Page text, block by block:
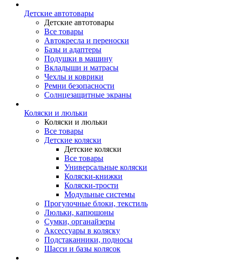
Детские автотовары
Детские автотовары
Все товары
Автокресла и переноски
Базы и адаптеры
Подушки в машину
Вкладыши и матрасы
Чехлы и коврики
Ремни безопасности
Солнцезащитные экраны
Коляски и люльки
Коляски и люльки
Все товары
Детские коляски
Детские коляски
Все товары
Универсальные коляски
Коляски-книжки
Коляски-трости
Модульные системы
Прогулочные блоки, текстиль
Люльки, капюшоны
Сумки, органайзеры
Аксессуары в коляску
Подстаканники, подносы
Шасси и базы колясок